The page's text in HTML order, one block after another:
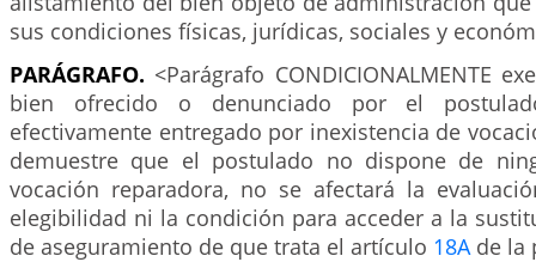
sus condiciones físicas, jurídicas, sociales y
PARÁGRAFO. <Parágrafo CONDICIONALMENTE
bien ofrecido o denunciado por el
efectivamente entregado por inexistencia de
demuestre que el postulado no dispone de
vocación reparadora, no se afectará la
elegibilidad ni la condición para acceder a la
de aseguramiento de que trata el artículo 18Ade la